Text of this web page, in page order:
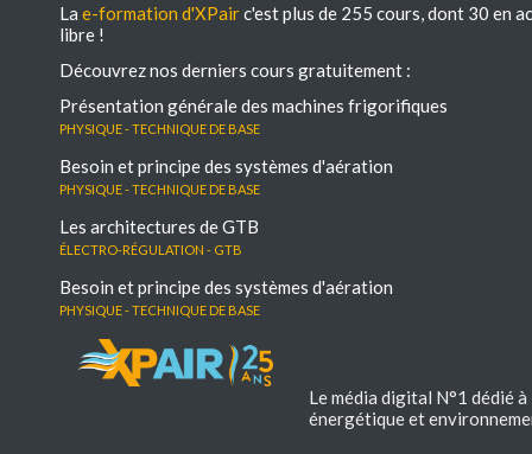
La e-formation d'XPairc'est plus de 255 cours, dont 30 en
libre !
Découvrez nos derniers cours gratuitement :
Présentation générale des machines frigorifiques
Physique - Technique de base
Besoin et principe des systèmes d'aération
Physique - Technique de base
Les architectures de GTB
électro-régulation - GTB
Besoin et principe des systèmes d'aération
Physique - Technique de base
Le média digital N°1 dédié
énergétique et